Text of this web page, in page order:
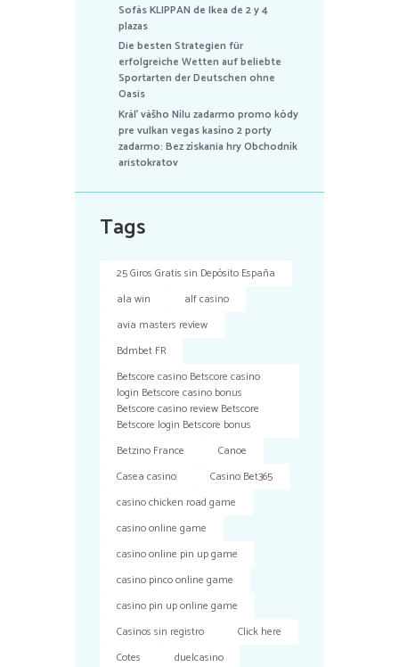
Sofás KLIPPAN de Ikea de 2 y 4
plazas
Die besten Strategien für
erfolgreiche Wetten auf beliebte
Sportarten der Deutschen ohne
Oasis
Kráľ vášho Nílu zadarmo promo kódy
pre vulkan vegas kasíno 2 porty
zadarmo: Bez získania hry Obchodník
aristokratov
Tags
25 Giros Gratis sin Depósito España
ala win
alf casino
avia masters review
Bdmbet FR
Betscore casino Betscore casino
login Betscore casino bonus
Betscore casino review Betscore
Betscore login Betscore bonus
Betzino France
Canoe
Casea casino
Casino Bet365
casino chicken road game
casino online game
casino online pin up game
casino pinco online game
casino pin up online game
Casinos sin registro
Click here
Cotes
duelcasino